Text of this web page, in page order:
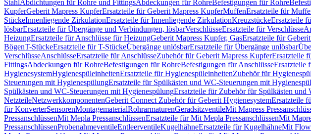
StahlAbdichtungen für Rohre und FittingsAbdeckungen für RohreBefestigungen für Rohre
KupferGeberit Mapress KupferErsatzteile für Geberit Mapress KupferMuffenErsatzteile für
StückeInnenliegende ZirkulationErsatzteile für Innenliegende ZirkulationKreuzstückeErsatzteile
lösbarErsatzteile für Übergänge und Verbindungen, lösbarVerschlüsseErsatzteile für Verschlüsse
HeizungErsatzteile für Anschlüsse für HeizungGeberit Mapress Kupfer, GasErsatzteile für
BögenT-StückeErsatzteile für T-StückeÜbergänge unlösbarErsatzteile für Übergänge unlösbar
VerschlüsseAnschlüsseErsatzteile für AnschlüsseZubehör für Geberit Mapress KupferErsatzteile
FittingsAbdeckungen für RohreBefestigungen für RohreBefestigungen für AnschlüsseErsatzteile
HygienesystemHygienespüleinheitenErsatzteile für HygienespüleinheitenZubehör für
Steuerungen mit HygienespülungErsatzteile für Spülkästen und WC-Steuerungen mit
Spülkästen und WC-Steuerungen mit HygienespülungErsatzteile für Zubehör für Spülkästen
NetzteileNetzwerkkomponentenGeberit Connect Zubehör für Geberit HygienesystemErsatzteile
für KonverterSensorenMontagematerialRohrarmaturenGeradsitzventileMit Mapress
PressanschlüssenMit Mepla PressanschlüssenErsatzteile für Mit Mepla PressanschlüssenMit
PressanschlüssenProbenahmeventileEntleerventileKugelhähneErsatzteile für KugelhähneMit